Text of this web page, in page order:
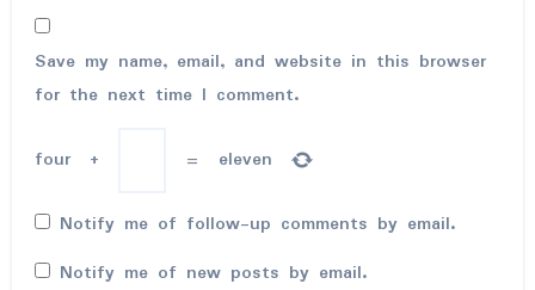
Save my name, email, and website in this browser
for the next time I comment.
four + = eleven
Notify me of follow-up comments by email.
Notify me of new posts by email.